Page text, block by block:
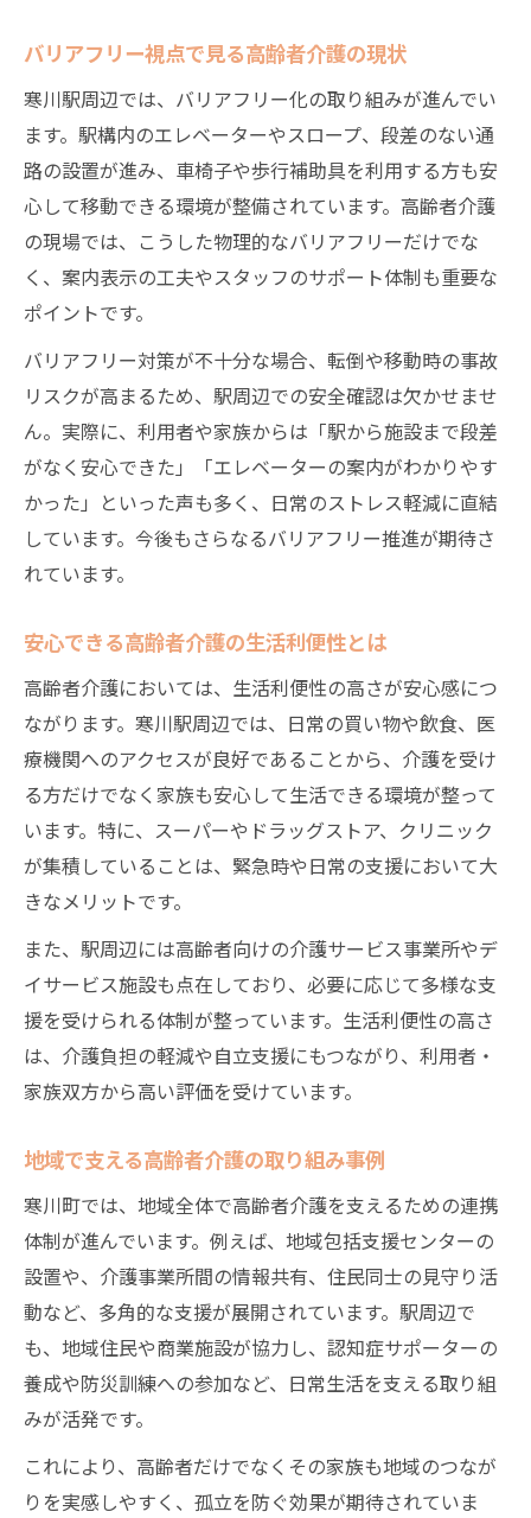
高齢者介護と快適な駅接続生活の関係性
生活支援充実が高齢者介護に与える安心
駅接続で実現する高齢者介護の利便性
高齢者介護の視点で見る生活環境の工夫
駅接続と高齢者介護支援の好循環を解説
高齢者の住みやすさを支える最新情報
高齢者介護に役立つ住環境の最新動向
最新の高齢者介護支援サービスを徹底紹介
高齢者介護目線で選ぶ快適な住まいの条件
今後注目の高齢者介護と住環境の変化
バリアフリー視点で見る高齢者介護の現状
寒川駅周辺では、バリアフリー化の取り組みが進んでい
ます。駅構内のエレベーターやスロープ、段差のない通
路の設置が進み、車椅子や歩行補助具を利用する方も安
心して移動できる環境が整備されています。高齢者介護
の現場では、こうした物理的なバリアフリーだけでな
く、案内表示の工夫やスタッフのサポート体制も重要な
ポイントです。
バリアフリー対策が不十分な場合、転倒や移動時の事故
リスクが高まるため、駅周辺での安全確認は欠かせませ
ん。実際に、利用者や家族からは「駅から施設まで段差
がなく安心できた」「エレベーターの案内がわかりやす
かった」といった声も多く、日常のストレス軽減に直結
しています。今後もさらなるバリアフリー推進が期待さ
れています。
安心できる高齢者介護の生活利便性とは
高齢者介護においては、生活利便性の高さが安心感につ
ながります。寒川駅周辺では、日常の買い物や飲食、医
療機関へのアクセスが良好であることから、介護を受け
る方だけでなく家族も安心して生活できる環境が整って
います。特に、スーパーやドラッグストア、クリニック
が集積していることは、緊急時や日常の支援において大
きなメリットです。
また、駅周辺には高齢者向けの介護サービス事業所やデ
イサービス施設も点在しており、必要に応じて多様な支
援を受けられる体制が整っています。生活利便性の高さ
は、介護負担の軽減や自立支援にもつながり、利用者・
家族双方から高い評価を受けています。
地域で支える高齢者介護の取り組み事例
寒川町では、地域全体で高齢者介護を支えるための連携
体制が進んでいます。例えば、地域包括支援センターの
設置や、介護事業所間の情報共有、住民同士の見守り活
動など、多角的な支援が展開されています。駅周辺で
も、地域住民や商業施設が協力し、認知症サポーターの
養成や防災訓練への参加など、日常生活を支える取り組
みが活発です。
これにより、高齢者だけでなくその家族も地域のつなが
りを実感しやすく、孤立を防ぐ効果が期待されていま